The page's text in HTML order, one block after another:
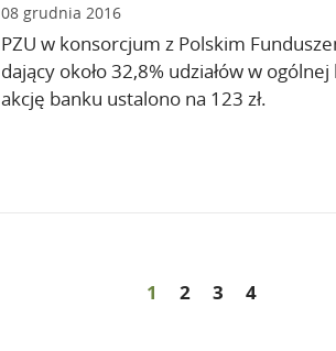
08 grudnia 2016
PZU w konsorcjum z Polskim
dający około 32,8% udziałów w
akcję banku ustalono na 123 zł.
1 2 3 4